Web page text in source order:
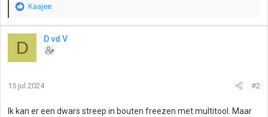
W
a
d
e
i
g
Kaajee
D D vd V
15 jul 2024 #2
Ik kan er een dwars streep in bouten freezen met multitool. Maar